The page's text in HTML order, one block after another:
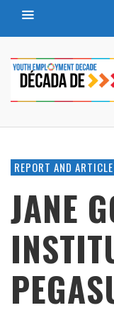
REPORT AND
JANE